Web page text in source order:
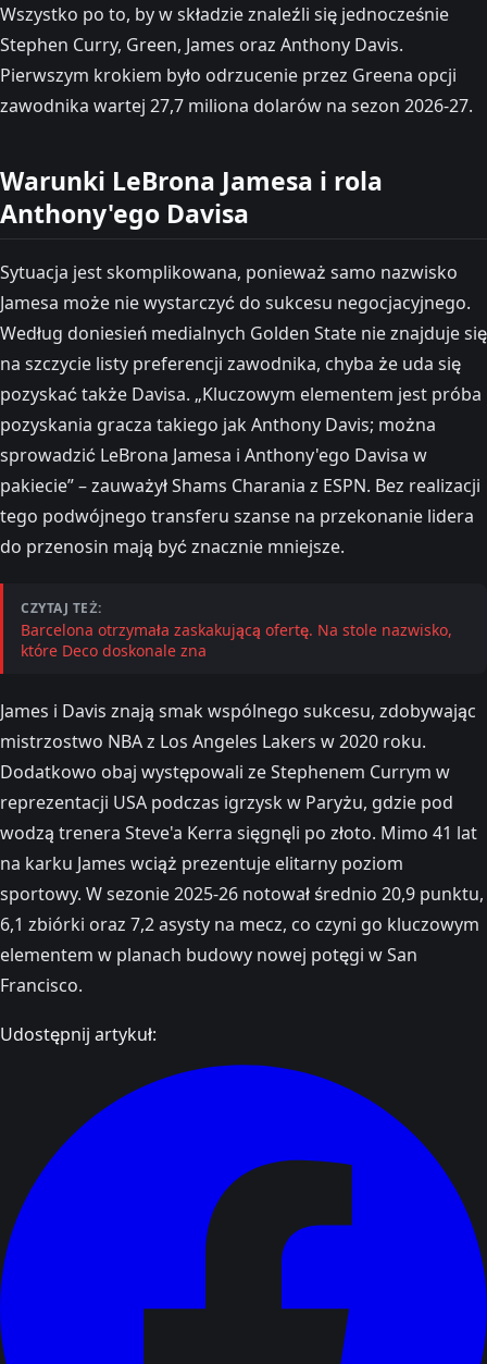
Wszystko po to, by w składzie znaleźli się jednocześnie
Stephen Curry, Green, James oraz Anthony Davis.
Pierwszym krokiem było odrzucenie przez Greena opcji
zawodnika wartej 27,7 miliona dolarów na sezon 2026-27.
Warunki LeBrona Jamesa i rola
Anthony'ego Davisa
Sytuacja jest skomplikowana, ponieważ samo nazwisko
Jamesa może nie wystarczyć do sukcesu negocjacyjnego.
Według doniesień medialnych Golden State nie znajduje się
na szczycie listy preferencji zawodnika, chyba że uda się
pozyskać także Davisa. „Kluczowym elementem jest próba
pozyskania gracza takiego jak Anthony Davis; można
sprowadzić LeBrona Jamesa i Anthony'ego Davisa w
pakiecie” – zauważył Shams Charania z ESPN. Bez realizacji
tego podwójnego transferu szanse na przekonanie lidera
do przenosin mają być znacznie mniejsze.
CZYTAJ TEŻ:
Barcelona otrzymała zaskakującą ofertę. Na stole nazwisko,
które Deco doskonale zna
James i Davis znają smak wspólnego sukcesu, zdobywając
mistrzostwo NBA z Los Angeles Lakers w 2020 roku.
Dodatkowo obaj występowali ze Stephenem Currym w
reprezentacji USA podczas igrzysk w Paryżu, gdzie pod
wodzą trenera Steve'a Kerra sięgnęli po złoto. Mimo 41 lat
na karku James wciąż prezentuje elitarny poziom
sportowy. W sezonie 2025-26 notował średnio 20,9 punktu,
6,1 zbiórki oraz 7,2 asysty na mecz, co czyni go kluczowym
elementem w planach budowy nowej potęgi w San
Francisco.
Udostępnij artykuł: